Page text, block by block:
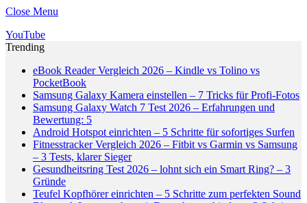
Close Menu
YouTube
Trending
eBook Reader Vergleich 2026 – Kindle vs Tolino vs
PocketBook
Samsung Galaxy Kamera einstellen – 7 Tricks für Profi-Fotos
Samsung Galaxy Watch 7 Test 2026 – Erfahrungen und
Bewertung: 5
Android Hotspot einrichten – 5 Schritte für sofortiges Surfen
Fitnesstracker Vergleich 2026 – Fitbit vs Garmin vs Samsung
– 3 Tests, klarer Sieger
Gesundheitsring Test 2026 – lohnt sich ein Smart Ring? – 3
Gründe
Teufel Kopfhörer einrichten – 5 Schritte zum perfekten Sound